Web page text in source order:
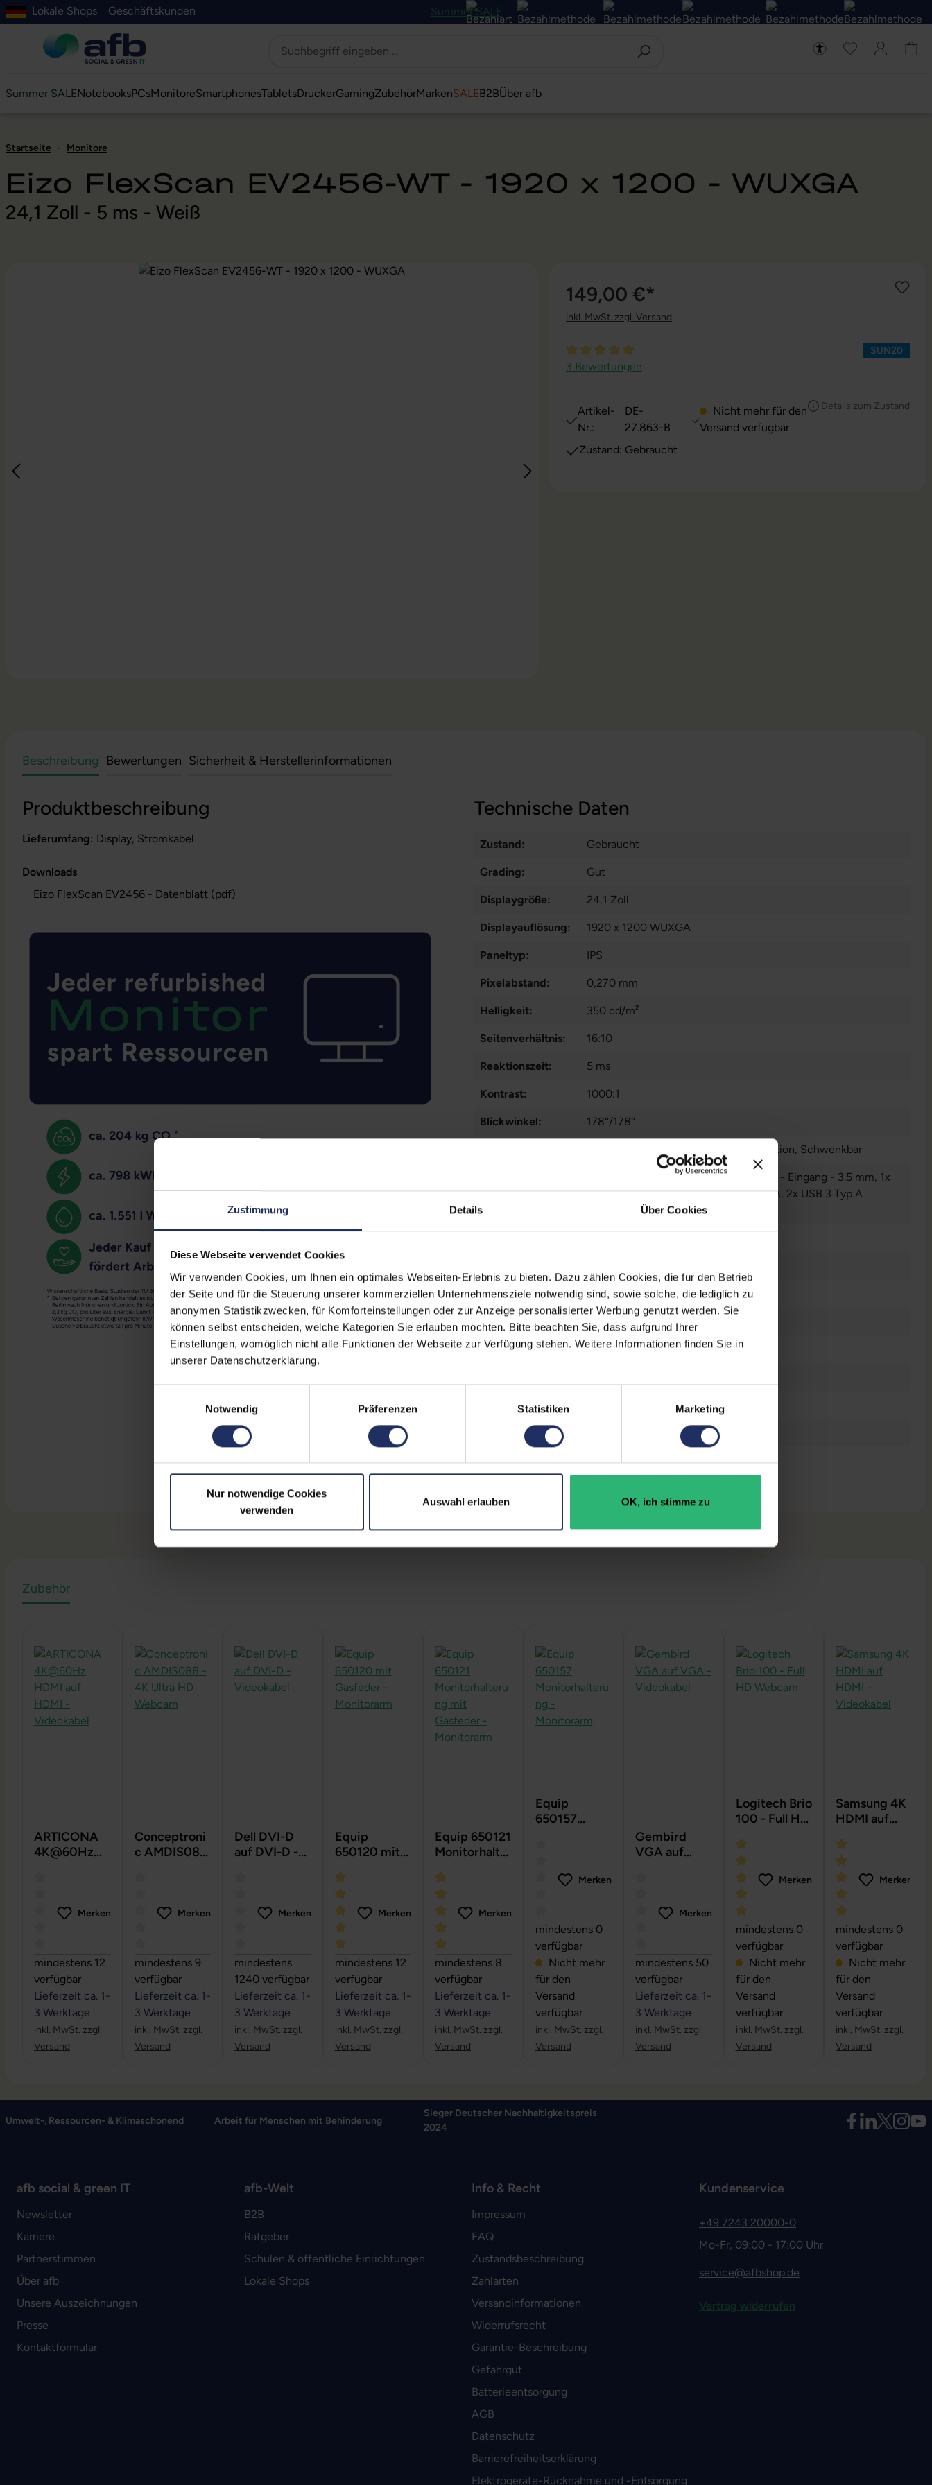
Zustimmung Details Über Cookies
Diese Webseite verwendet Cookies
Wir verwenden Cookies, um Ihnen ein optimales Webseiten-Erlebnis zu bieten. Dazu zählen Cookies, die für den Betrieb
der Seite und für die Steuerung unserer kommerziellen Unternehmensziele notwendig sind, sowie solche, die lediglich zu
anonymen Statistikzwecken, für Komforteinstellungen oder zur Anzeige personalisierter Werbung genutzt werden. Sie
können selbst entscheiden, welche Kategorien Sie erlauben möchten. Bitte beachten Sie, dass aufgrund Ihrer
Einstellungen, womöglich nicht alle Funktionen der Webseite zur Verfügung stehen. Weitere Informationen finden Sie in
unserer Datenschutzerklärung.
Notwendig
Präferenzen Statistiken Marketing
Nur notwendige Cookies
verwenden
Auswahl erlauben OK, ich stimme zu
springen
Suche springen
Zur Hauptnavigation springen
Zur Navigation der B2B-Plattform springen
Lokale Shops Geschäftskunden Summer SALE
Summer SALENotebooksPCsMonitoreSmartphonesTabletsDruckerGamingZubehörMarkenSALEB2BÜber afb
Startseite - Monitore
Eizo FlexScan EV2456-WT - 1920 x 1200 - WUXGA
24,1 Zoll - 5 ms - Weiß
149,00 €*
inkl. MwSt. zzgl. Versand
Durchschnittliche Bewertung von 5 von 5 Sternen
3 Bewertungen
SUN20
Details zum Zustand
Artikel-
Nr.:
DE-
27.863-B
Zustand: Gebraucht
Versand verfügbar
Beschreibung Bewertungen Sicherheit & Herstellerinformationen
Produktbeschreibung
Lieferumfang: Display, Stromkabel
Downloads
Eizo FlexScan EV2456 - Datenblatt (pdf)
Technische Daten
Zustand: Gebraucht
Grading: Gut
Displaygröße: 24,1 Zoll
Displayauflösung: 1920 x 1200 WUXGA
Paneltyp: IPS
Pixelabstand: 0,270 mm
Helligkeit: 350 cd/m²
Seitenverhältnis: 16:10
Reaktionszeit: 5 ms
Kontrast: 1000:1
Blickwinkel: 178°/178°
, Pivot-Funktion, Schwenkbar
1x Audio - Ausgang - 3.5 mm , 1x Audio - Eingang - 3.5 mm, 1x
DVI-D, 1x DisplayPort, 1x HDMI, 1x VGA, 2x USB 3 Typ A
Mehr anzeigen
Lautsprecher: Ja
Touchscreen: Nein
Partnerprogramm: Ja
GTIN/EAN:
Maße (LxBxH): 190 x 531 x 510 mm
Gewicht: 5,7 kg
Zubehör
ARTICONA
4K@60Hz
Durchschnittliche Bewertung von 0 von 5 Sternen
Merken
mindestens 12
verfügbar
Lieferzeit ca. 1-
3 Werktage
inkl. MwSt. zzgl.
Versand
Conceptroni
c AMDIS08B
Durchschnittliche Bewertung von 0 von 5 Sternen
Merken
mindestens 9
verfügbar
Lieferzeit ca. 1-
3 Werktage
inkl. MwSt. zzgl.
Versand
Dell DVI-D
auf DVI-D -
Durchschnittliche Bewertung von 0 von 5 Sternen
Merken
mindestens
1240 verfügbar
Lieferzeit ca. 1-
3 Werktage
inkl. MwSt. zzgl.
Versand
Equip
650120 mit
Monitorarm
Durchschnittliche Bewertung von 5 von 5 Sternen
Merken
mindestens 12
verfügbar
Lieferzeit ca. 1-
3 Werktage
inkl. MwSt. zzgl.
Versand
Equip 650121
Monitorhalte
Gasfeder -
Monitorarm
Durchschnittliche Bewertung von 5 von 5 Sternen
Merken
mindestens 8
verfügbar
Lieferzeit ca. 1-
3 Werktage
inkl. MwSt. zzgl.
Versand
Equip
650157
Durchschnittliche Bewertung von 0 von 5 Sternen
Merken
mindestens 0
verfügbar
Nicht mehr
für den
Versand
verfügbar
inkl. MwSt. zzgl.
Versand
Gembird
VGA auf
Durchschnittliche Bewertung von 0 von 5 Sternen
Merken
mindestens 50
verfügbar
Lieferzeit ca. 1-
3 Werktage
inkl. MwSt. zzgl.
Versand
Logitech Brio
100 - Full HD
Durchschnittliche Bewertung von 5
Merken
mindestens 0
verfügbar
Nicht mehr
für den
Versand
verfügbar
inkl. MwSt. zzgl.
Versand
Samsung 4K
HDMI auf
Videokabel
Durchschnittliche
Merken
mindestens 0
verfügbar
Nicht mehr
für den
Versand
verfügbar
inkl. MwSt. zzgl.
Versand
Umwelt-, Ressourcen- & Klimaschonend Arbeit für Menschen mit Behinderung
Sieger Deutscher Nachhaltigkeitspreis
2024
afb social & green IT
Newsletter
Karriere
Partnerstimmen
Über afb
Unsere Auszeichnungen
Presse
Kontaktformular
afb-Welt
B2B
Ratgeber
Schulen & öffentliche Einrichtungen
Lokale Shops
Info & Recht
Impressum
FAQ
Zustandsbeschreibung
Zahlarten
Versandinformationen
Widerrufsrecht
Garantie-Beschreibung
Gefahrgut
Batterieentsorgung
AGB
Datenschutz
Barrierefreiheitserklärung
Elektrogeräte-Rücknahme und -Entsorgung
Kundenservice
+49 7243 20000-0
Mo-Fr, 09:00 - 17:00 Uhr
service@afbshop.de
Vertrag widerrufen